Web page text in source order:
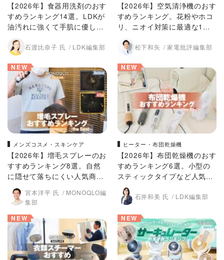
【2026年】食器用洗剤のおす
すめランキング14選。LDKが
油汚れに強くて手肌に優しい
商品を探してプロと比較
石渡比奈子 氏 LDK編集部
【2026年】空気清浄機のおす
すめランキング。花粉やホコ
リ、ニオイ対策に最適な1台
松下和矢 家電批評編集部
NEW
メンズコスメ・スキンケア
【2026年】増毛スプレーのお
すすめランキング8選。自然
に隠せて落ちにくい人気商品
を徹底比較
宮本洋平 氏
MONOQLO編
集部
NEW
ヒーター・布団乾燥機
【2026年】布団乾燥機のおす
すめランキング6選。小型の
スティックタイプなど人気商
品をLDKが比較
石井和美 氏 LDK編集部
NEW NEW